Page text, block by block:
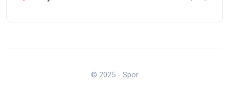
© 2025 - Spor